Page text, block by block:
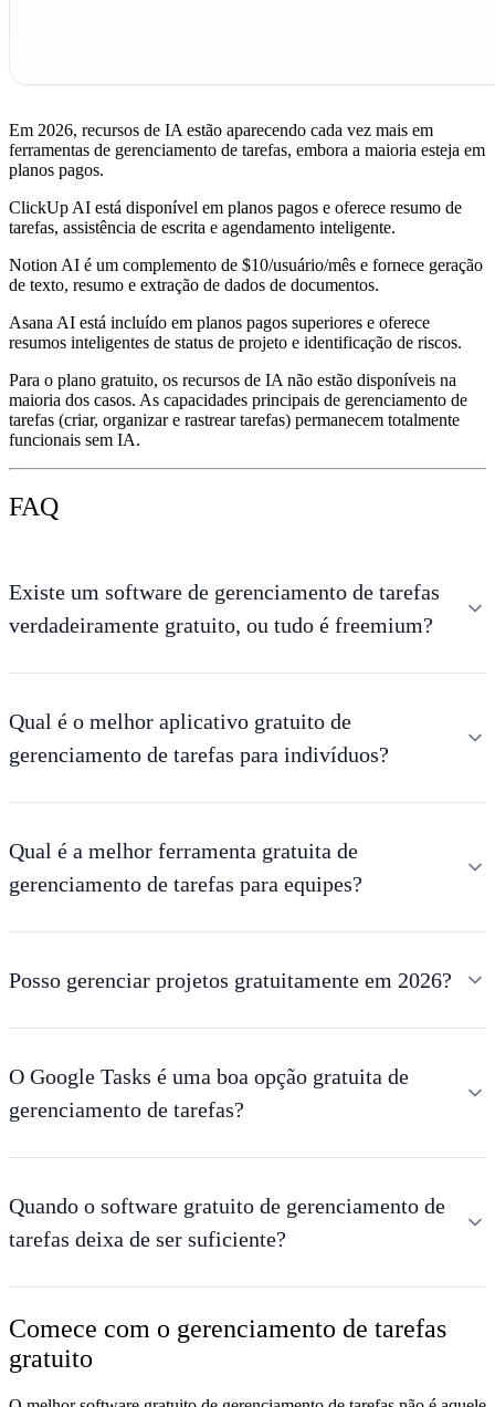
Em 2026, recursos de IA estão aparecendo cada vez mais em
ferramentas de gerenciamento de tarefas, embora a maioria esteja em
planos pagos.
ClickUp AI está disponível em planos pagos e oferece resumo de
tarefas, assistência de escrita e agendamento inteligente.
Notion AI é um complemento de $10/usuário/mês e fornece geração
de texto, resumo e extração de dados de documentos.
Asana AI está incluído em planos pagos superiores e oferece
resumos inteligentes de status de projeto e identificação de riscos.
Para o plano gratuito, os recursos de IA não estão disponíveis na
maioria dos casos. As capacidades principais de gerenciamento de
tarefas (criar, organizar e rastrear tarefas) permanecem totalmente
funcionais sem IA.
FAQ
Existe um software de gerenciamento de tarefas
verdadeiramente gratuito, ou tudo é freemium?
Qual é o melhor aplicativo gratuito de
gerenciamento de tarefas para indivíduos?
Qual é a melhor ferramenta gratuita de
gerenciamento de tarefas para equipes?
Posso gerenciar projetos gratuitamente em 2026?
O Google Tasks é uma boa opção gratuita de
gerenciamento de tarefas?
Quando o software gratuito de gerenciamento de
tarefas deixa de ser suficiente?
Comece com o gerenciamento de tarefas
gratuito